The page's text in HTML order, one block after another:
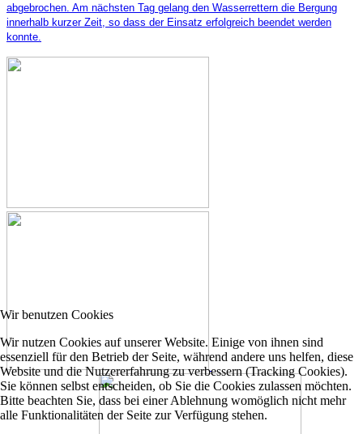
abgebrochen. Am nächsten Tag gelang den Wasserrettern die Bergung
innerhalb kurzer Zeit, so dass der Einsatz erfolgreich beendet werden
konnte.
Wir benutzen Cookies
Wir nutzen Cookies auf unserer Website. Einige von ihnen sind
essenziell für den Betrieb der Seite, während andere uns helfen, diese
Website und die Nutzererfahrung zu verbessern (Tracking Cookies).
Sie können selbst entscheiden, ob Sie die Cookies zulassen möchten.
Bitte beachten Sie, dass bei einer Ablehnung womöglich nicht mehr
alle Funktionalitäten der Seite zur Verfügung stehen.